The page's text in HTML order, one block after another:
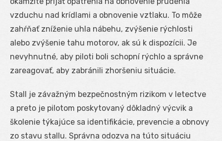
vzduchu nad krídlami a obnovenie vztlaku. To môže
zahŕňať zníženie uhla nábehu, zvýšenie rýchlosti
alebo zvýšenie tahu motorov, ak sú k dispozícii. Je
nevyhnutné, aby piloti boli schopní rýchlo a správne
zareagovať, aby zabránili zhoršeniu situácie.
Stall je závažným bezpečnostným rizikom v letectve
a preto je pilotom poskytovaný dôkladný výcvik a
školenie týkajúce sa identifikácie, prevencie a obnovy
zo stavu stallu. Správna odozva na túto situáciu